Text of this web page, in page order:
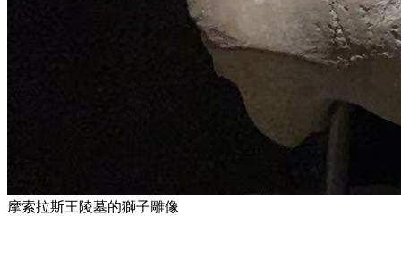
摩索拉斯王陵墓的獅子雕像